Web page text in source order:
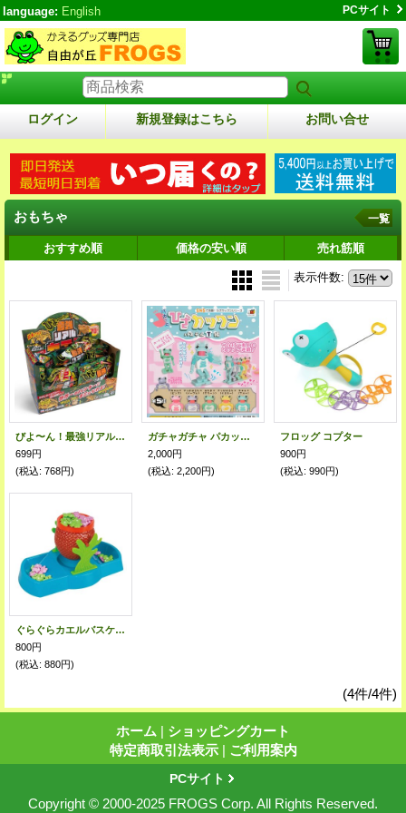
language: English PCサイト
ログイン 新規登録はこちら お問い合せ
おもちゃ 一覧
おすすめ順 価格の安い順 売れ筋順
表示件数:
びよ〜ん！最強リアルカエル
699円
(税込: 768円)
ガチャガチャ パカッと ひざカックン パステルＴ編 全５種セット
2,000円
(税込: 2,200円)
フロッグ コプター
900円
(税込: 990円)
ぐらぐらカエルバスケット バランスゲーム
800円
(税込: 880円)
(4件/4件)
ホーム | ショッピングカート
特定商取引法表示 | ご利用案内
PCサイト
Copyright © 2000-2025 FROGS Corp. All Rights Reserved.